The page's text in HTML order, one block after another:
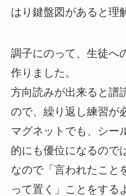
はり鍵盤図があると理
調子にのって、生徒へ
作りました。
方向読みが出来ると譜
ので、繰り返し練習が
マグネットでも、シー
的にも優位になるので
なので「言われたこと
って置く」ことをする